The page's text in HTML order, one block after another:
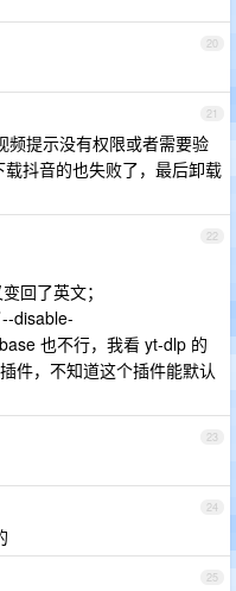
20
21
频提示没有权限或者需要验
抖音的也失败了，最后卸载
22
回了英文；
disable-
也不行，我看 yt-dlp 的
件，不知道这个插件能默认
23
24
25